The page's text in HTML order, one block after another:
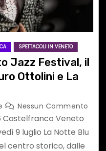
SPETTACOLI IN VENETO
Jazz Festival, il
Ottolini e La
Nessun Commento
Castelfranco Veneto
9 luglio La Notte Blu
centro storico, dalle